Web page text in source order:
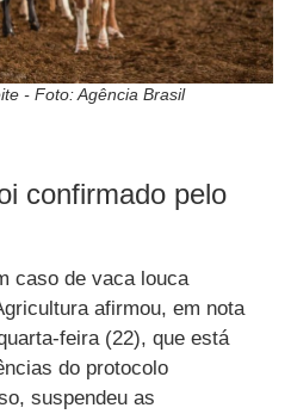
- Foto: Agência Brasil
confirmado pelo
caso de vaca louca
afirmou, em nota
feira (22), que está
do protocolo
suspendeu as